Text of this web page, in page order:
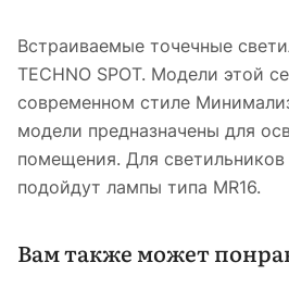
Встраиваемые точечные
TECHNO SPOT. Модели этой
современном стиле
модели предназначены для
помещения. Для
подойдут лампы типа MR16.
Вам также может